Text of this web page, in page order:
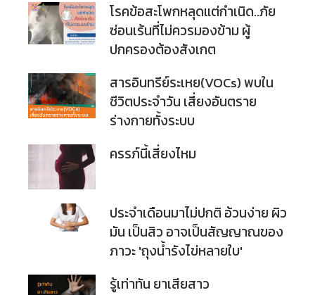
โรคข้อสะโพกหลุดแต่กำเนิด..ภัย
ซ่อนเร้นที่ไม่ควรมองข้าม ผู้
ปกครองต้องสังเกต
สารอินทรีย์ระเหย(VOCs) พบใน
ชีวิตประจำวัน เสี่ยงอันตราย
ร่างกายทั้งระบบ
ครรภ์นี้เสี่ยงไหม
ประจำเดือนมาไม่ปกติ อ้วนง่าย ผิว
มัน เป็นสิว อาจเป็นสัญญาณของ
ภาวะ 'ถุงน้ำรังไข่หลายใบ'
รู้เท่าทัน ยาเสียสาว